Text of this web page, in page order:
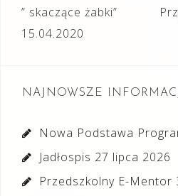
Nawigacja
wpisu
” skaczące żabki”
15.04.2020
NAJNOWSZE
Nowa Podstawa
Jadłospis 27 lipca 2026
Przedszkolny E-Mentor